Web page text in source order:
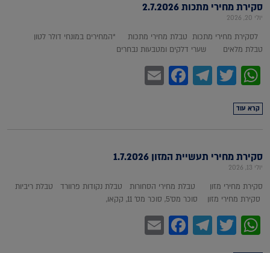
סקירת מחירי מתכות 2.7.2026
יולי 20, 2026
לסקירת מחירי מתכות טבלת מחירי מתכות *המחירים במונחי דולר לטון
טבלת מלאים שערי דלקים ומטבעות נבחרים
WhatsApp
Twitter
Telegram
Facebook
קרא עוד
סקירת מחירי תעשיית המזון 1.7.2026
יולי 13, 2026
סקירת מחירי מזון טבלת מחירי הסחורות טבלת נקודות פרוורד טבלת ריביות
סקירת מחירי מזון סוכר מס'5, סוכר מס' 11, קקאו,
WhatsApp
Twitter
Telegram
Facebook